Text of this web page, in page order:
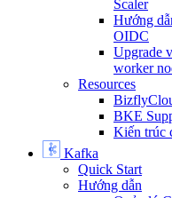
Scaler
Hướng
OIDC
Upgrade
worker
Resources
BKE
Kiến trúc
Kafka
Quick Start
Hướng dẫn